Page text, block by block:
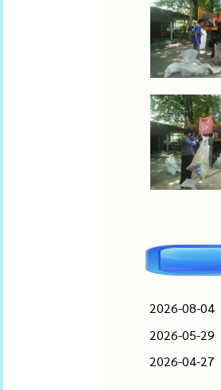
2026-08-04
2026-05-29
2026-04-27